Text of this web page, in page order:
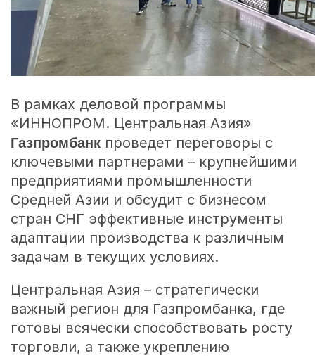
В рамках деловой программы
«ИННОПРОМ. Центральная Азия»
Газпромбанк проведет переговоры с
ключевыми партнерами – крупнейшими
предприятиями промышленности
Средней Азии и обсудит с бизнесом
стран СНГ эффективные инструменты
адаптации производства к различным
задачам в текущих условиях.
Центральная Азия – стратегически
важный регион для Газпромбанка, где
готовы всячески способствовать росту
торговли, а также укреплению